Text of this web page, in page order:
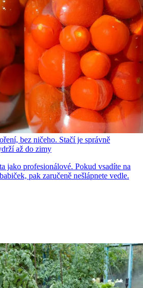
bez ničeho. Stačí je správně
až do zimy
jako profesionálové. Pokud vsadíte na
pak zaručeně nešlápnete vedle.